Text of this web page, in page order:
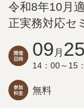
令和8年10月
正実務対応セ
09 月 25
14：00～15
無料